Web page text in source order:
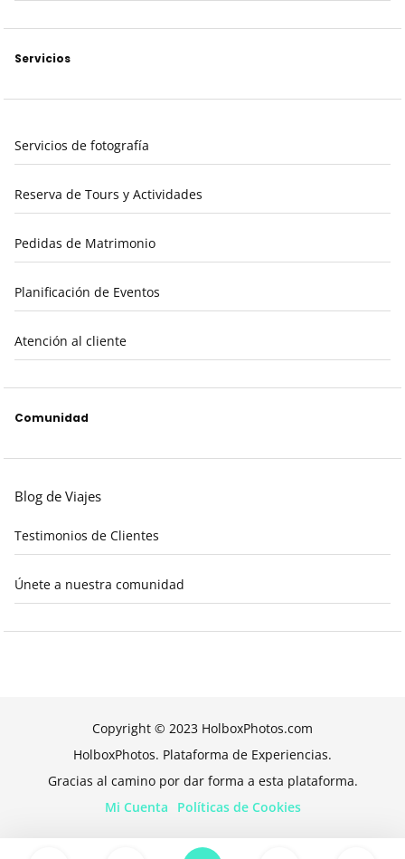
Servicios
Servicios de fotografía
Reserva de Tours y Actividades
Pedidas de Matrimonio
Planificación de Eventos
Atención al cliente
Comunidad
Blog de Viajes
Testimonios de Clientes
Únete a nuestra comunidad
Copyright © 2023 HolboxPhotos.com
HolboxPhotos. Plataforma de Experiencias.
Gracias al camino por dar forma a esta plataforma.
Mi Cuenta
Políticas de Cookies